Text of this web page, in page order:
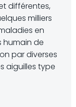
différentes,
milliers
en
humain de
par diverses
aiguilles type